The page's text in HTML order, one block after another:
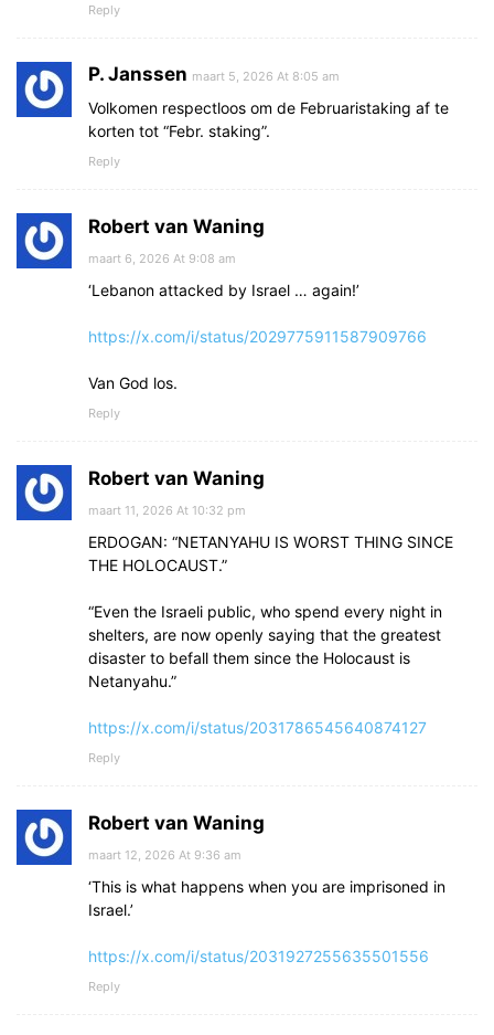
Reply
P. Janssen maart 5, 2026 At 8:05 am
Volkomen respectloos om de Februaristaking af te
korten tot “Febr. staking”.
Reply
Robert van Waning
maart 6, 2026 At 9:08 am
‘Lebanon attacked by Israel … again!’
https://x.com/i/status/2029775911587909766
Van God los.
Reply
Robert van Waning
maart 11, 2026 At 10:32 pm
ERDOGAN: “NETANYAHU IS WORST THING SINCE
THE HOLOCAUST.”
“Even the Israeli public, who spend every night in
shelters, are now openly saying that the greatest
disaster to befall them since the Holocaust is
Netanyahu.”
https://x.com/i/status/2031786545640874127
Reply
Robert van Waning
maart 12, 2026 At 9:36 am
‘This is what happens when you are imprisoned in
Israel.’
https://x.com/i/status/2031927255635501556
Reply